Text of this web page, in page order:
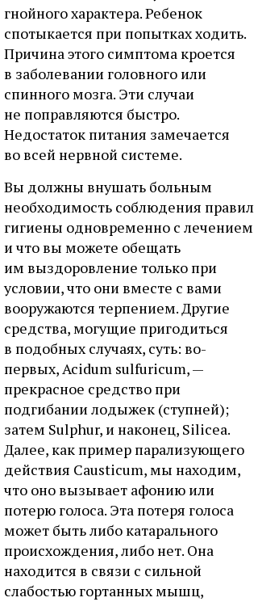
гнойного характера. Ребенок
спотыкается при попытках ходить.
Причина этого симптома кроется
в заболевании головного или
спинного мозга. Эти случаи
не поправляются быстро.
Недостаток питания замечается
во всей нервной системе.
Вы должны внушать больным
необходимость соблюдения правил
гигиены одновременно с лечением
и что вы можете обещать
им выздоровление только при
условии, что они вместе с вами
вооружаются терпением. Другие
средства, могущие пригодиться
в подобных случаях, суть: во-
первых, Acidum sulfuricum, —
прекрасное средство при
подгибании лодыжек (ступней);
затем Sulphur, и наконец, Silicea.
Далее, как пример парализующего
действия Causticum, мы находим,
что оно вызывает афонию или
потерю голоса. Эта потеря голоса
может быть либо катарального
происхождения, либо нет. Она
находится в связи с сильной
слабостью гортанных мышц,